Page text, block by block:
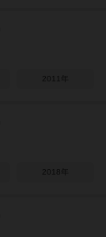
2011年
2018年